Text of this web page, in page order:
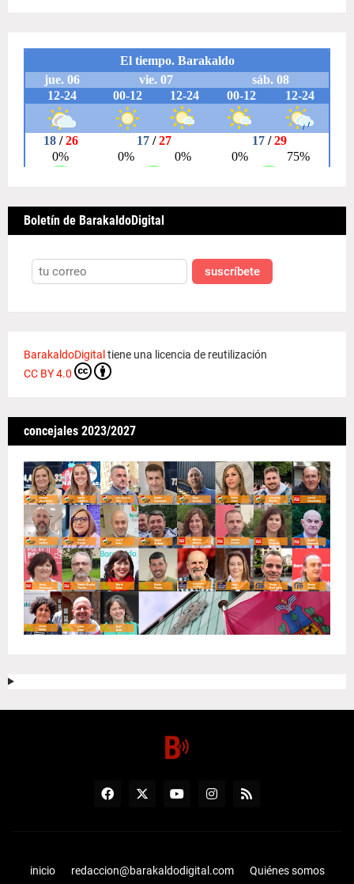
Boletín de BarakaldoDigital
suscríbete
BarakaldoDigital tiene una licencia de reutilización
CC BY 4.0
concejales 2023/2027
inicio redaccion@barakaldodigital.com
Quiénes somos